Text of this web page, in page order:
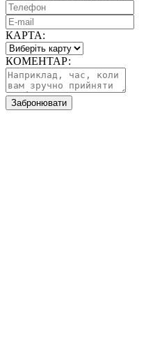
КАРТА:
КОМЕНТАР:
Забронювати